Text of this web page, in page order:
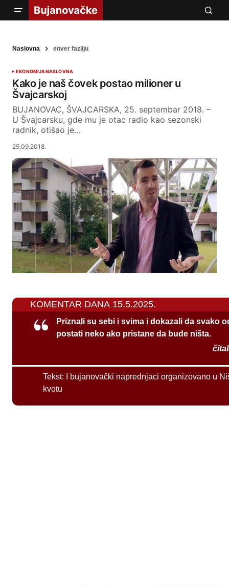
Naslovna enver fazliju
EKONOMIJANASLOVNA
Kako je naš čovek postao milioner u
Švajcarskoj
BUJANOVAC, ŠVAJCARSKA, 25. septembar 2018. –
U Švajcarsku, gde mu je otac radio kao sezonski
radnik, otišao je…
25.09.2018.
KOMENTAR DANA 15.5.2025.
Priznali su sebi i svima i dokazali da svako
postati neko ako pristane da bude ništa.
Tekst:
I bujanovački naprednjaci organizovano u
kvotu